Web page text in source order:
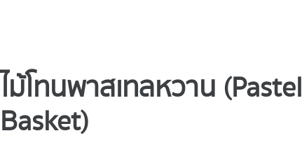
ม้โทนพาสเทลหวาน (Pastel